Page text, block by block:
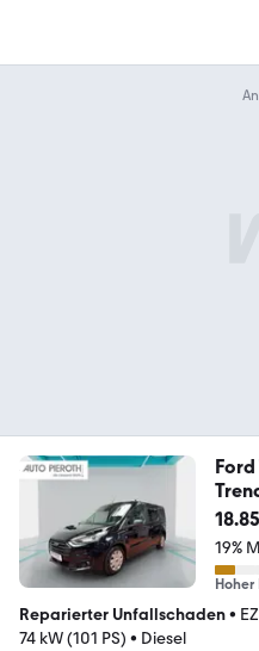
19%
Hoher
Reparierter Unfallschaden•
74 kW (101 PS) • Diesel